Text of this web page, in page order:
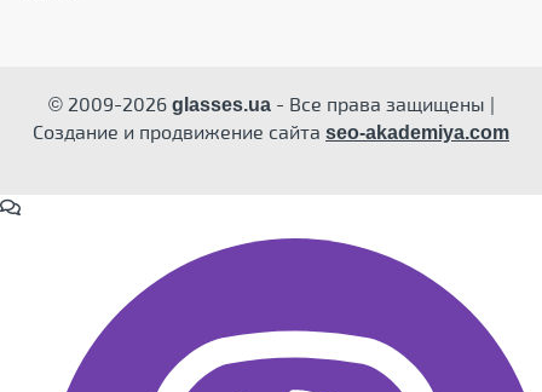
© 2009-2026glasses.ua- Все права защищены |
Создание и продвижение сайта seo-akademiya.com